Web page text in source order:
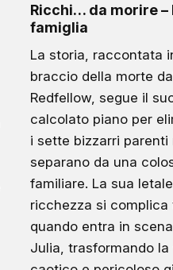
Ricchi… da morire –
famiglia
La storia, raccontata
braccio della morte
Redfellow, segue il
calcolato piano per
i sette bizzarri
separano da una
familiare. La sua
ricchezza si complica
quando entra in
Julia, trasformando